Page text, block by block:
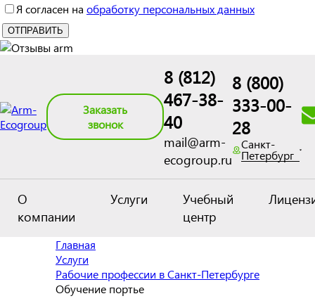
Я согласен на обработку персональных данных
Заказать
звонок
8 (812)
467-38-
40
mail@arm-
ecogroup.ru
8 (800)
333-00-
28
Санкт-
Петербург
О
компании
Услуги
Учебный
центр
Главная
Услуги
Рабочие профессии в Санкт-Петербурге
Обучение портье